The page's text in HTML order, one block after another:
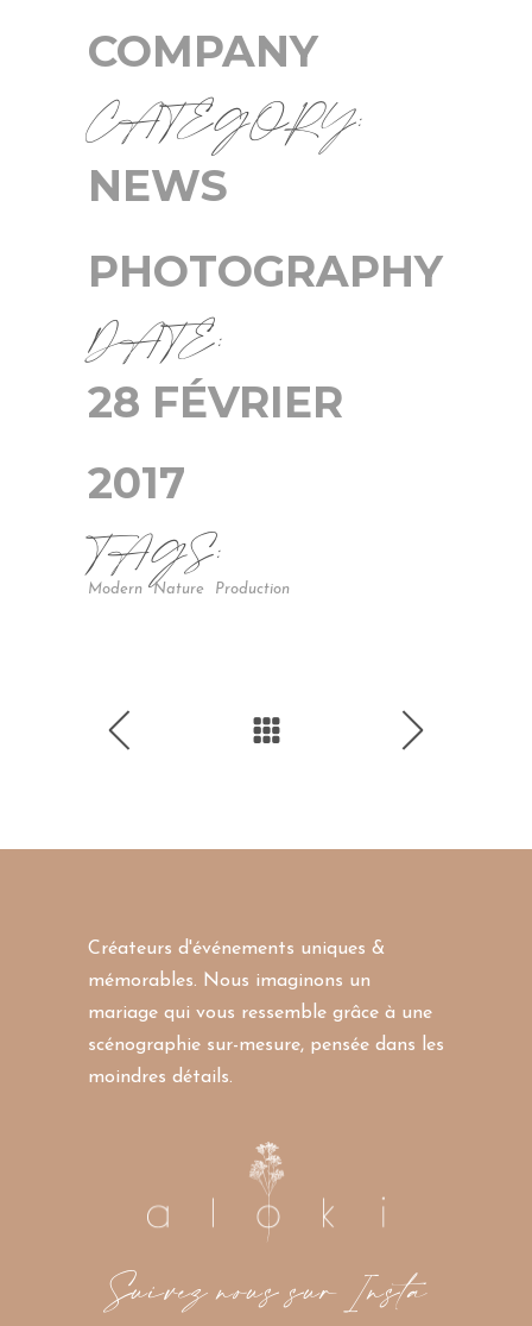
COMPANY
CATEGORY:
NEWS
PHOTOGRAPHY
DATE:
28 FÉVRIER
2017
TAGS:
Modern Nature Production
Créateurs d'événements uniques &
mémorables. Nous imaginons un
mariage qui vous ressemble grâce à une
scénographie sur-mesure, pensée dans les
moindres détails.
Suivez nous sur Insta